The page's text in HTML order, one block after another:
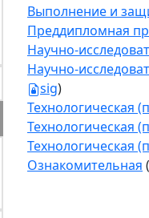
Выполнение и
Преддипломная
Научно-
Научно-
sig)
Технологическая
Технологическая
Технологическая
Ознакомительная (